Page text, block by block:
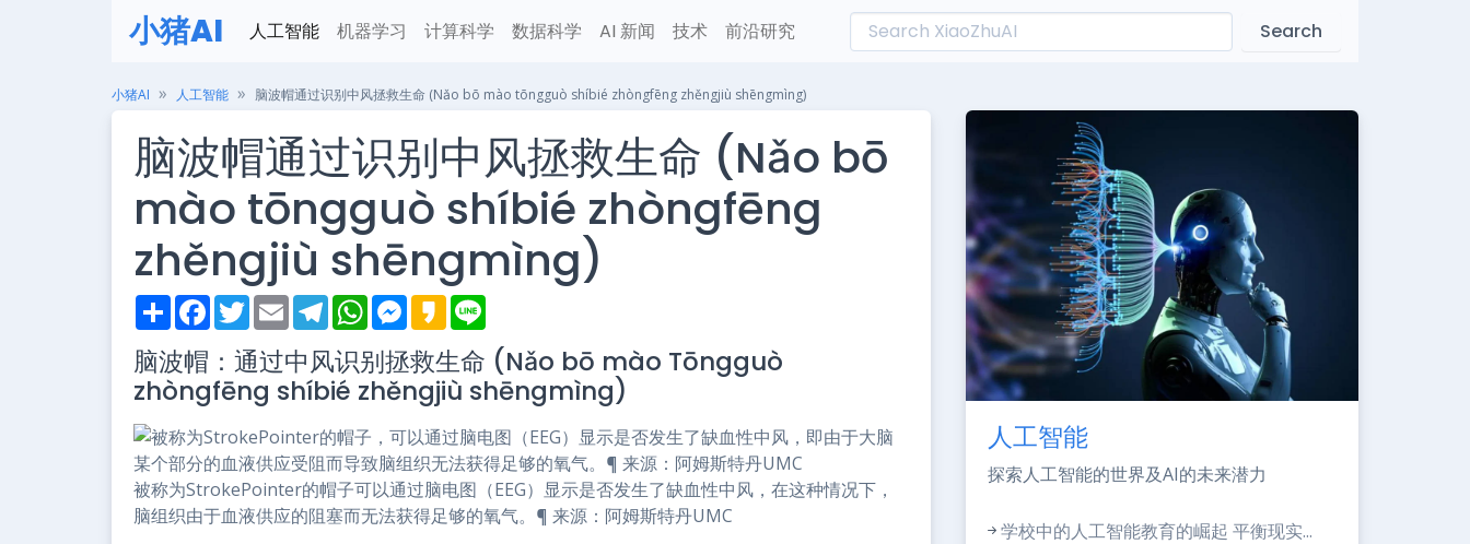
小猪AI 人工智能 机器学习 计算科学 数据科学 AI 新闻 技术 前沿研究 Search
小猪AI 人工智能 脑波帽通过识别中风拯救生命 (Nǎo bō mào tōngguò shíbié zhòngfēng zhěngjiù shēngmìng)
脑波帽通过识别中风拯救生命 (Nǎo bō
mào tōngguò shíbié zhòngfēng
zhěngjiù shēngmìng)
S
h
r
e
F
a
b
o
k
T
w
t
t
e
r
E
m
i
T
e
e
g
r
m
W
h
t
s
A
p
M
e
s
e
n
e
r
K
a
a
o
脑波帽：通过中风识别拯救生命 (Nǎo bō mào Tōngguò
zhòngfēng shíbié zhěngjiù shēngmìng)
被称为StrokePointer的帽子可以通过脑电图（EEG）显示是否发生了缺血性中风，在这种情况下，
脑组织由于血液供应的阻塞而无法获得足够的氧气。¶ 来源：阿姆斯特丹UMC
人工智能
探索人工智能的世界及AI的未来潜力
学校中的人工智能教育的崛起 平衡现实...